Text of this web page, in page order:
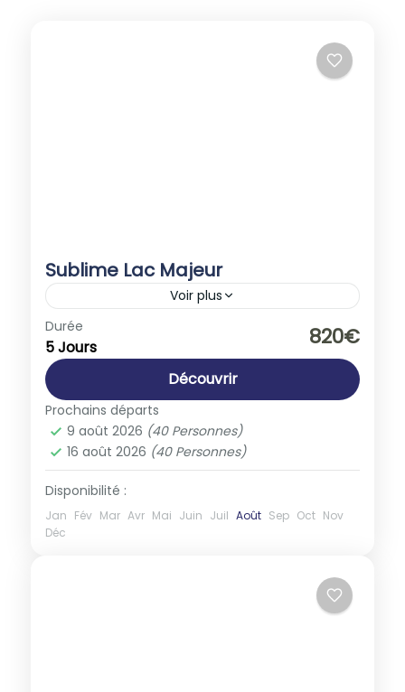
Sublime Lac Majeur
Voir plus
Europe
1-40 People
Durée
5 Jours 820€
Découvrir
Prochains départs
9 août 2026 (40 Personnes)
16 août 2026 (40 Personnes)
Disponibilité :
Jan Fév Mar Avr Mai Juin Juil Août Sep Oct Nov
Déc